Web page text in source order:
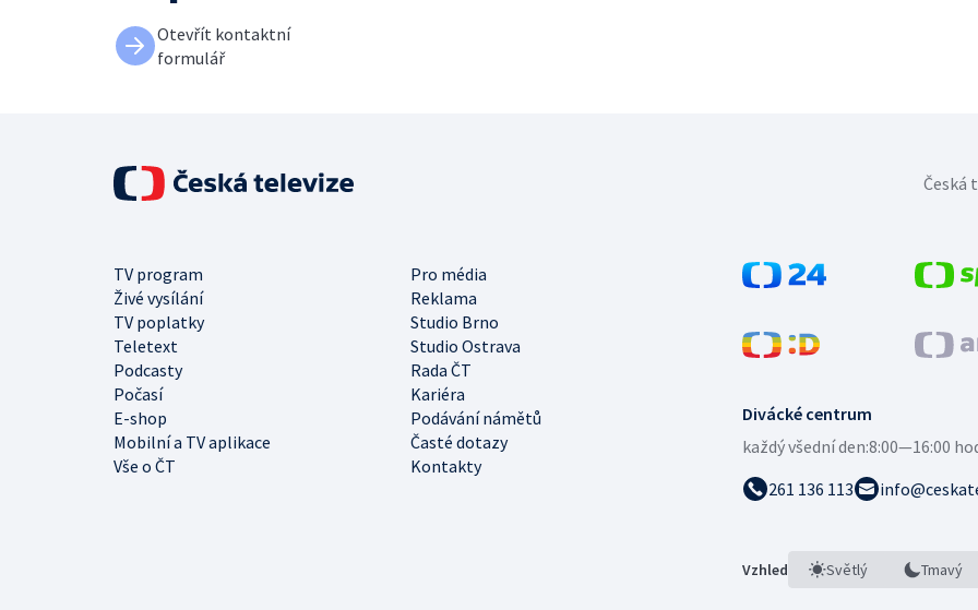
Otevřít kontaktní
formulář
Divácké centrum
každý všední den:8:00—16:00
261 136 113
Vzhled Světlý Tmavý
TV program
Pro média
Živé vysílání
Reklama
TV poplatky
Studio Brno
Teletext
Studio Ostrava
Podcasty
Rada ČT
Počasí
Kariéra
E-shop
Podávání námětů
Mobilní a TV aplikace
Časté dotazy
Vše o ČT
Kontakty
Česká